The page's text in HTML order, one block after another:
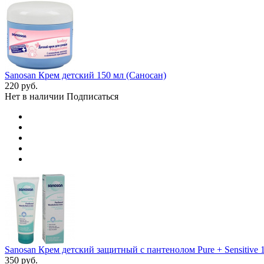
Sanosan Крем детский 150 мл (Саносан)
220 руб.
Нет в наличии Подписаться
Sanosan Крем детский защитный с пантенолом Pure + Sensitive
350 руб.